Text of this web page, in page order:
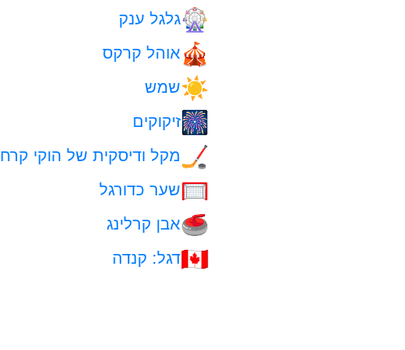
🎡גלגל ענק
🎪אוהל קרקס
☀️שמש
🎆זיקוקים
🏒מקל ודיסקית של הוקי קרח
🥅שער כדורגל
🥌אבן קרלינג
🇨🇦דגל: קנדה